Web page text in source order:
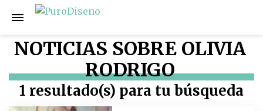
NOTICIAS SOBRE OLIVIA
RODRIGO
1 resultado(s) para tu búsqueda